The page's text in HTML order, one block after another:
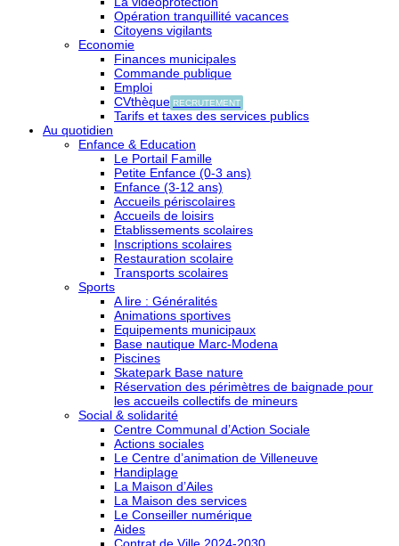
Opération tranquillité vacances
Citoyens vigilants
Economie
Finances municipales
Commande publique
Emploi
CVthèque RECRUTEMENT
Tarifs et taxes des services publics
Au quotidien
Enfance & Education
Le Portail Famille
Petite Enfance (0-3 ans)
Enfance (3-12 ans)
Accueils périscolaires
Accueils de loisirs
Etablissements scolaires
Inscriptions scolaires
Restauration scolaire
Transports scolaires
Sports
A lire : Généralités
Animations sportives
Equipements municipaux
Base nautique Marc-Modena
Piscines
Skatepark Base nature
Réservation des périmètres de baignade pour
les accueils collectifs de mineurs
Social & solidarité
Centre Communal d’Action Sociale
Actions sociales
Le Centre d’animation de Villeneuve
Handiplage
La Maison d’Ailes
La Maison des services
Le Conseiller numérique
Aides